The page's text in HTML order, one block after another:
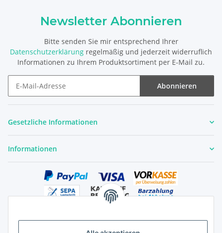
Newsletter Abonnieren
Bitte senden Sie mir entsprechend Ihrer
Datenschutzerklärung regelmäßig und jederzeit widerruflich
Informationen zu Ihrem Produktsortiment per E-Mail zu.
Abonnieren
Gesetzliche Informationen
Informationen